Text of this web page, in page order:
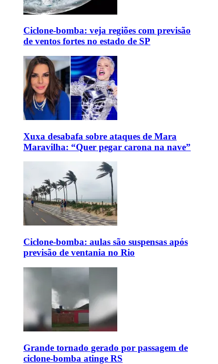
Ciclone-bomba: veja regiões com previsão
de ventos fortes no estado de SP
Xuxa desabafa sobre ataques de Mara
Maravilha: “Quer pegar carona na nave”
Ciclone-bomba: aulas são suspensas após
previsão de ventania no Rio
Grande tornado gerado por passagem de
ciclone-bomba atinge RS